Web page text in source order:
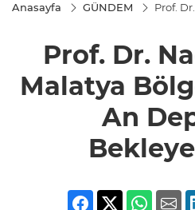
Anasayfa GÜNDEM
Prof.
Her An
Prof. Dr.
Malatya
An